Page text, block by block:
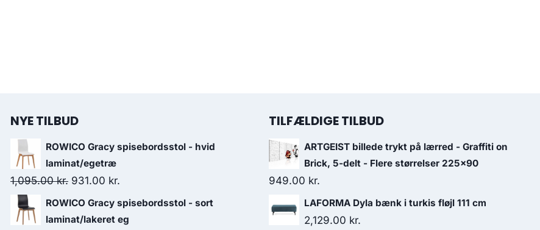
NYE TILBUD
ROWICO Gracy spisebordsstol - hvid
laminat/egetræ
1,095.00kr. 931.00 kr.
ROWICO Gracy spisebordsstol - sort
laminat/lakeret eg
TILFÆLDIGE TILBUD
ARTGEIST billede trykt på lærred - Graffiti on
Brick, 5-delt - Flere størrelser 225x90
949.00 kr.
LAFORMA Dyla bænk i turkis fløjl 111 cm
2,129.00 kr.